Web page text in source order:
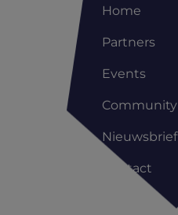
Home
Partners
Events
Community
Nieuwsbrief
Contact